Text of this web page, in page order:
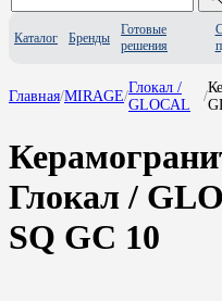
Каталог Бренды
Готовые
решения
Главная/MIRAGE/
Глокал /
GLOCAL
/
Глокал /
SQ GC 10